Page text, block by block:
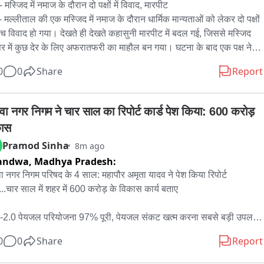
में नमाज के दौरान दो पक्षों में विवाद, मारपीट
मल्लीताल की एक मस्जिद में नमाज के दौरान धार्मिक मान्यताओं को लेकर दो पक्षों
विवाद हो गया। देखते ही देखते कहासुनी मारपीट में बदल गई, जिससे मस्जिद
में कुछ देर के लिए अफरातफरी का माहौल बन गया। घटना के बाद एक पक्ष ने
अदा करने के दौरान धार्मिक मान्यताओं को लेकर दो पक्षों के बीच कहासुनी शुरू
अन्य लोगों ने बीच-बचाव कर स्थिति को शांत कराया।
के बाद एक पक्ष की ओर से मल्लीताल कोतवाली में लिखित शिकायत दी गई।
मिलने पर पुलिस ने मामले की जांच शुरू कर दी है। पुलिस मस्जिद प्रबंधन
के सदस्यों के अलावा दोनों पक्षों के लोगों से पूछताछ कर घटना की जानकारी
है। कोतवाल राजेंद्र रावत ने बताया कि शिकायत के आधार पर मामले की
कर दी गई है। जांच की जिम्मेदारी एसएसआई दिनेश जोशी को सौंपी गई है।
के बयान और उपलब्ध तथ्यों के आधार पर अग्रिम कार्रवाई की जाएगी।
0 Share Report
नगर निगम ने चार साल का रिपोर्ट कार्ड पेश किया: 600 करोड़
Pramod Sinha 8m ago
Madhya Pradesh:
नगर निगम परिषद के 4 साल: महापौर अमृता यादव ने पेश किया रिपोर्ट
साल में शहर में 600 करोड़ के विकास कार्य बताए
पेयजल परियोजना 97% पूरी, पेयजल संकट खत्म करना सबसे बड़ी उपलब्धि
नगर के कार्य जारी
0 Share Report